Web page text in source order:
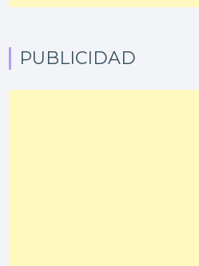
PUBLICIDAD